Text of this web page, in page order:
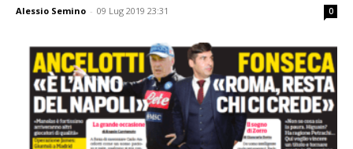
Alessio Semino - 09 Lug 2019 23:31 0